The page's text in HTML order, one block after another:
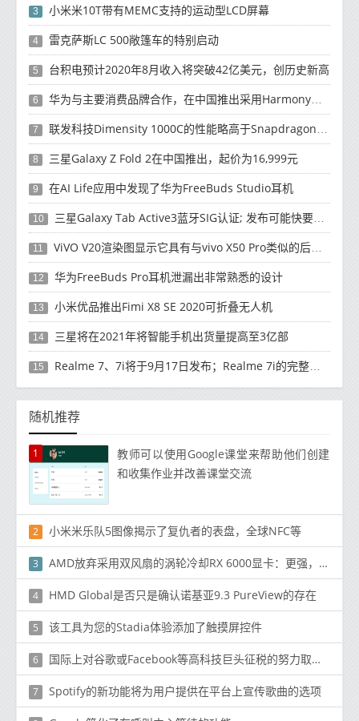
3 小米米10T带有MEMC支持的运动型LCD屏幕
4 雷克萨斯LC 500敞篷车的特别启动
5 台积电预计2020年8月收入将突破42亿美元，创历史新高
6 华为与主要消费品牌合作，在中国推出采用HarmonyOS 2.0的智能家居产品
7 联发科技Dimensity 1000C的性能略高于Snapdragon 765G
8 三星Galaxy Z Fold 2在中国推出，起价为16,999元
9 在AI Life应用中发现了华为FreeBuds Studio耳机
10 三星Galaxy Tab Active3蓝牙SIG认证; 发布可能快要结束了
11 ViVO V20渲染图显示它具有与vivo X50 Pro类似的后部设计
12 华为FreeBuds Pro耳机泄漏出非常熟悉的设计
13 小米优品推出Fimi X8 SE 2020可折叠无人机
14 三星将在2021年将智能手机出货量提高至3亿部
15 Realme 7、7i将于9月17日发布；Realme 7i的完整规格并导致泄漏
随机推荐
1
教师可以使用Google课堂来帮助他们创建
和收集作业并改善课堂交流
2 小米米乐队5图像揭示了复仇者的表盘，全球NFC等
3 AMD放弃采用双风扇的涡轮冷却RX 6000显卡：更强，更安静
4 HMD Global是否只是确认诺基亚9.3 PureView的存在
5 该工具为您的Stadia体验添加了触摸屏控件
6 国际上对谷歌或Facebook等高科技巨头征税的努力取得了令人惊讶的结果
7 Spotify的新功能将为用户提供在平台上宣传歌曲的选项